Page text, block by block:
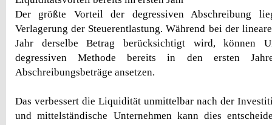
Der größte Vorteil der degressiven Abschreibung
Verlagerung der Steuerentlastung. Während bei der
Jahr derselbe Betrag berücksichtigt wird, können
degressiven Methode bereits in den ersten
Abschreibungsbeträge ansetzen.
Das verbessert die Liquidität unmittelbar nach der
und mittelständische Unternehmen kann dies